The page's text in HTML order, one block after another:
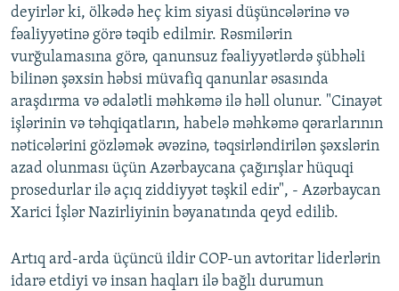
deyirlər ki, ölkədə heç kim siyasi düşüncələrinə və
fəaliyyətinə görə təqib edilmir. Rəsmilərin
vurğulamasına görə, qanunsuz fəaliyyətlərdə şübhəli
bilinən şəxsin həbsi müvafiq qanunlar əsasında
araşdırma və ədalətli məhkəmə ilə həll olunur. "Cinayət
işlərinin və təhqiqatların, habelə məhkəmə qərarlarının
nəticələrini gözləmək əvəzinə, təqsirləndirilən şəxslərin
azad olunması üçün Azərbaycana çağırışlar hüquqi
prosedurlar ilə açıq ziddiyyət təşkil edir", - Azərbaycan
Xarici İşlər Nazirliyinin bəyanatında qeyd edilib.
Artıq ard-arda üçüncü ildir COP-un avtoritar liderlərin
idarə etdiyi və insan haqları ilə bağlı durumun